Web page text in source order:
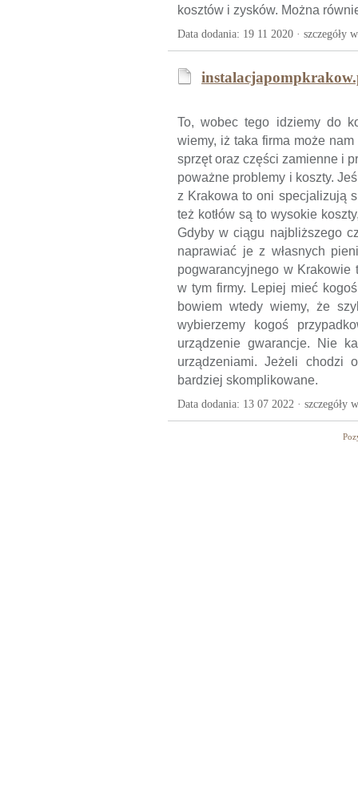
kosztów i zysków. Można
Data dodania: 19 11 2020 · szczegóły
To, wobec tego idziemy do
wiemy, iż taka firma może
sprzęt oraz części zamienne i
poważne problemy i koszty.
z Krakowa to oni specjalizują
też kotłów są to wysokie
Gdyby w ciągu najbliższego
naprawiać je z własnych
pogwarancyjnego w Krakowie
w tym firmy. Lepiej mieć
bowiem wtedy wiemy, że
wybierzemy kogoś
urządzenie gwarancje. Nie
urządzeniami. Jeżeli chodzi
bardziej skomplikowane.
Data dodania: 13 07 2022 · szczegóły